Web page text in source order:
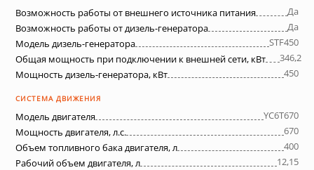
Возможность работы от внешнего источника питания
Да
Возможность работы от дизель-генератора
Да
Модель дизель-генератора
STF450
Общая мощность при подключении к внешней сети, кВт
346,2
Мощность дизель-генератора, кВт
450
СИСТЕМА ДВИЖЕНИЯ
Модель двигателя
YC6T670
Мощность двигателя, л.с.
670
Объем топливного бака двигателя, л
400
Рабочий объем двигателя, л
12,15